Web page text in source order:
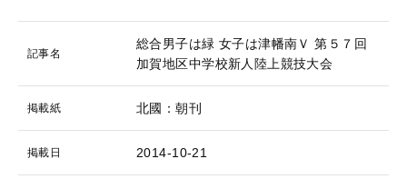
記事名
総合男子は緑 女子は津幡南Ｖ 第５７回
加賀地区中学校新人陸上競技大会
掲載紙 北國：朝刊
掲載日 2014-10-21